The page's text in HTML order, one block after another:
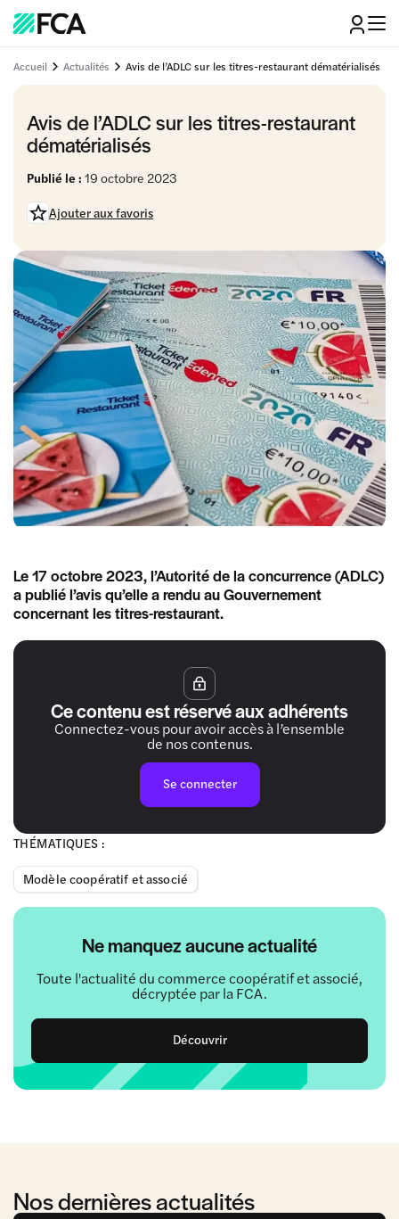
Accueil Actualités Avis de l’ADLC sur les titres-restaurant dématérialisés
Avis de l’ADLC sur les titres-restaurant
dématérialisés
Publié le : 19 octobre 2023
Ajouter aux favoris
THÉMATIQUES :
Modèle coopératif et associé
Ne manquez aucune actualité
Toute l'actualité du commerce coopératif et associé,
décryptée par la FCA.
Découvrir
Le 17 octobre 2023, l’Autorité de la concurrence (ADLC)
a publié l’avis qu’elle a rendu au Gouvernement
concernant les titres-restaurant.
Ce contenu est réservé aux adhérents
Connectez-vous pour avoir accès à l’ensemble
de nos contenus.
Se connecter
Nos dernières actualités